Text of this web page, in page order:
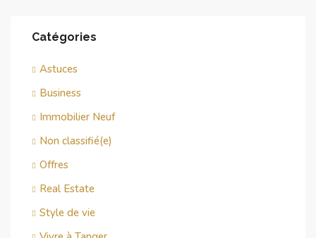
Catégories
Astuces
Business
Immobilier Neuf
Non classifié(e)
Offres
Real Estate
Style de vie